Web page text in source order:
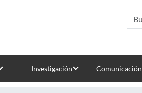
Investigación Comunicación